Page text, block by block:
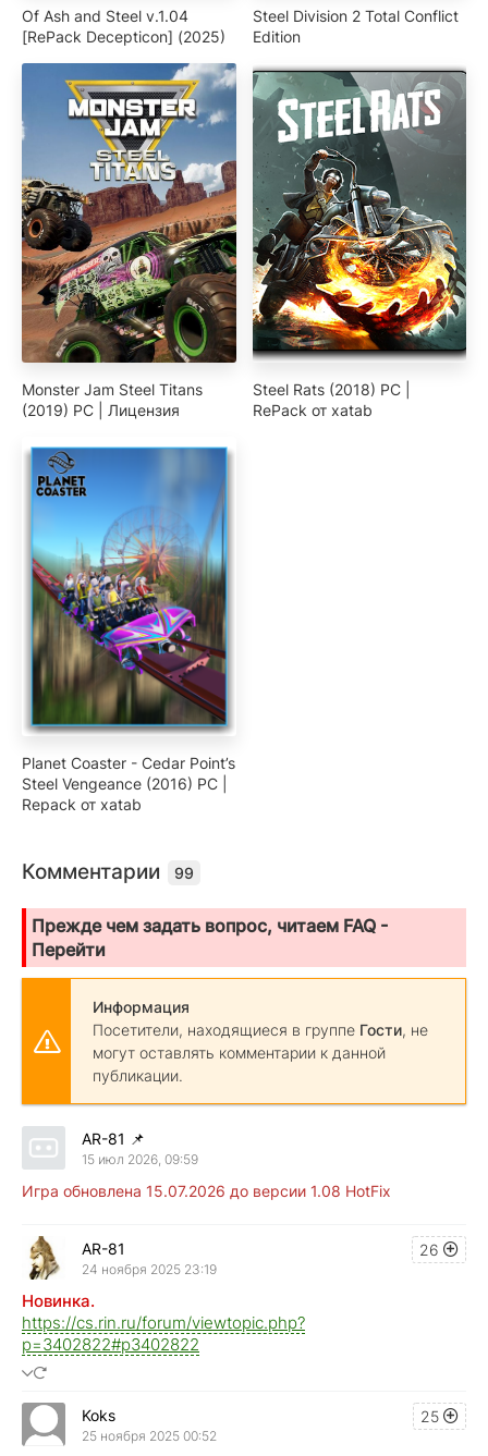
Of Ash and Steel v.1.04
[RePack Decepticon] (2025)
Steel Division 2 Total Conflict
Edition
Monster Jam Steel Titans
(2019) PC | Лицензия
Steel Rats (2018) PC |
RePack от xatab
Planet Coaster - Cedar Point’s
Steel Vengeance (2016) PC |
Repack от xatab
Комментарии 99
Прежде чем задать вопрос, читаем FAQ -
Перейти
Информация
Посетители, находящиеся в группе Гости, не
могут оставлять комментарии к данной
публикации.
AR-81 📌
15 июл 2026, 09:59
Игра обновлена 15.07.2026 до версии 1.08 HotFix
26
AR-81
24 ноября 2025 23:19
Новинка.
https://cs.rin.ru/forum/viewtopic.php?
p=3402822#p3402822
25
Koks
25 ноября 2025 00:52